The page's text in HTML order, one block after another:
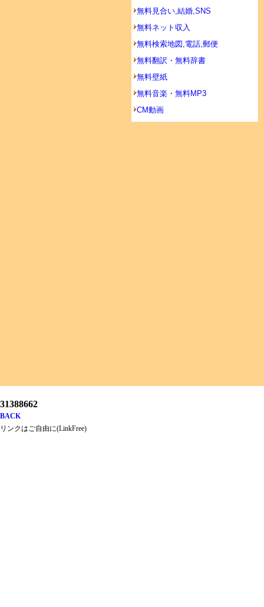
無料見合い,結婚,SNS
無料ネット収入
無料検索地図,電話,郵便
無料翻訳・無料辞書
無料壁紙
無料音楽・無料MP3
CM動画
31388662
BACK
リンクはご自由に(LinkFree)